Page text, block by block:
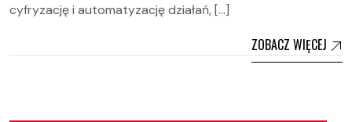
cyfryzację i automatyzację działań, […]
ZOBACZ WIĘCEJ